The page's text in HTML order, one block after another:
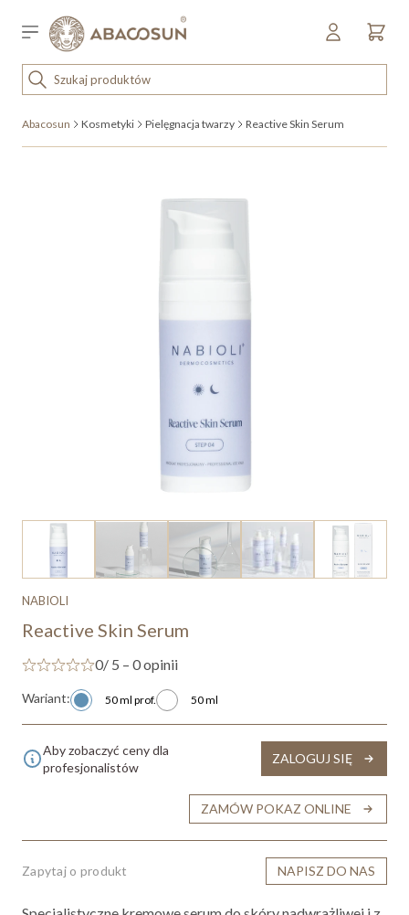
Sklep detaliczny
OUTLET
KOSMETYKI
Abacosun Kosmetyki Pielęgnacja twarzy Reactive Skin Serum
NABIOLI
Reactive Skin Serum
0/ 5 – 0 opinii
Wariant: 50 ml prof. 50 ml
Aby zobaczyć ceny dla
profesjonalistów
ZALOGUJ SIĘ
ZAMÓW POKAZ ONLINE
Zapytaj o produkt NAPISZ DO NAS